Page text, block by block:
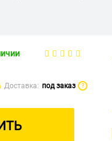
Доставка: под заказ ?